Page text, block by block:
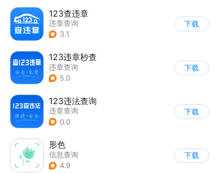
123查违章
违章查询
3.1
下载
123违章秒查
违章查询
5.0
下载
123违法查询
违章查询
0.0
下载
形色
信息查询
| 图片分享社区
4.9
下载